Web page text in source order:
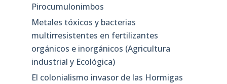
Pirocumulonimbos
Metales tóxicos y bacterias
multirresistentes en fertilizantes
orgánicos e inorgánicos (Agricultura
industrial y Ecológica)
El colonialismo invasor de las Hormigas